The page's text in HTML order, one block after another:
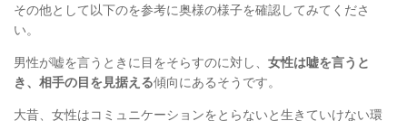
その他として以下のを参考に奥様の様子を確認してみてくださ
い。
男性が嘘を言うときに目をそらすのに対し、 女性は嘘を言うと
き、相手の目を見据える傾向にあるそうです。
大昔、女性はコミュニケーションをとらないと生きていけない環